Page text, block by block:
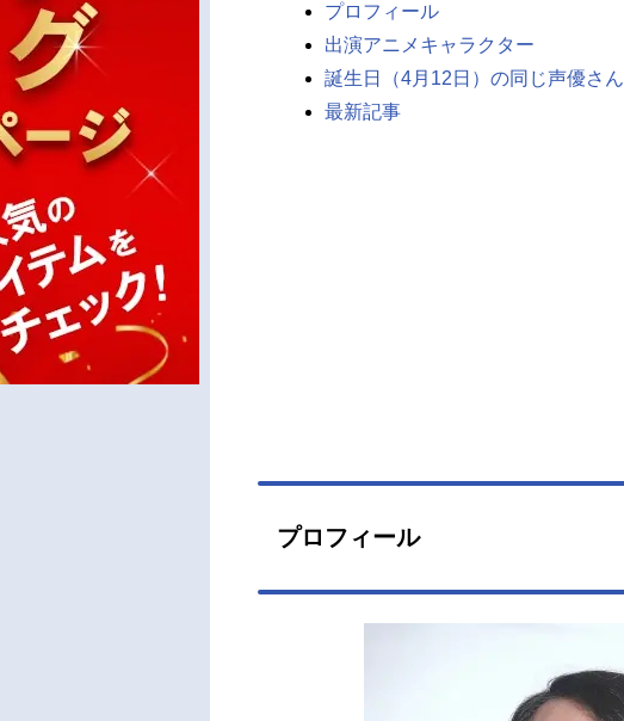
プロフィール
出演アニメキャラクター
誕生日（4月12日）の同じ声優さん
最新記事
プロフィール